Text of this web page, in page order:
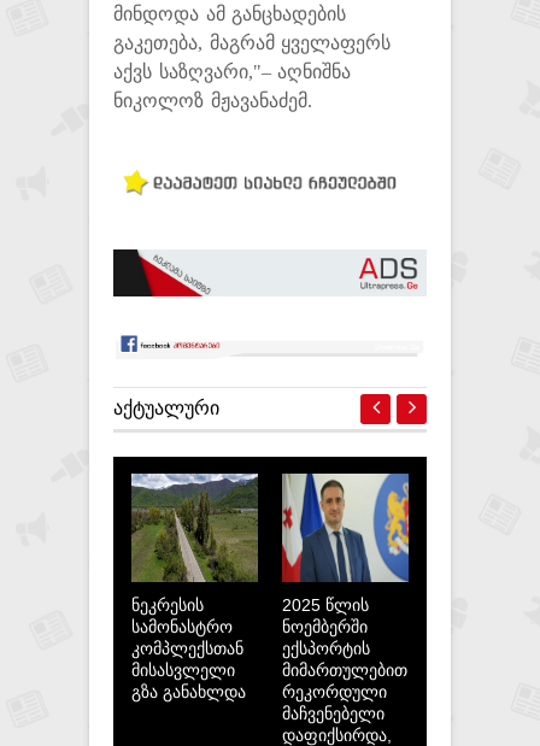
მინდოდა ამ განცხადების
გაკეთება, მაგრამ ყველაფერს
აქვს საზღვარი,"– აღნიშნა
ნიკოლოზ მჟავანაძემ.
ᲐᲥᲢᲣᲐᲚᲣᲠᲘ
ნეკრესის
სამონასტრო
კომპლექსთან
მისასვლელი
გზა განახლდა
2025 წლის
ნოემბერში
ექსპორტის
მიმართულებით
რეკორდული
მაჩვენებელი
დაფიქსირდა,